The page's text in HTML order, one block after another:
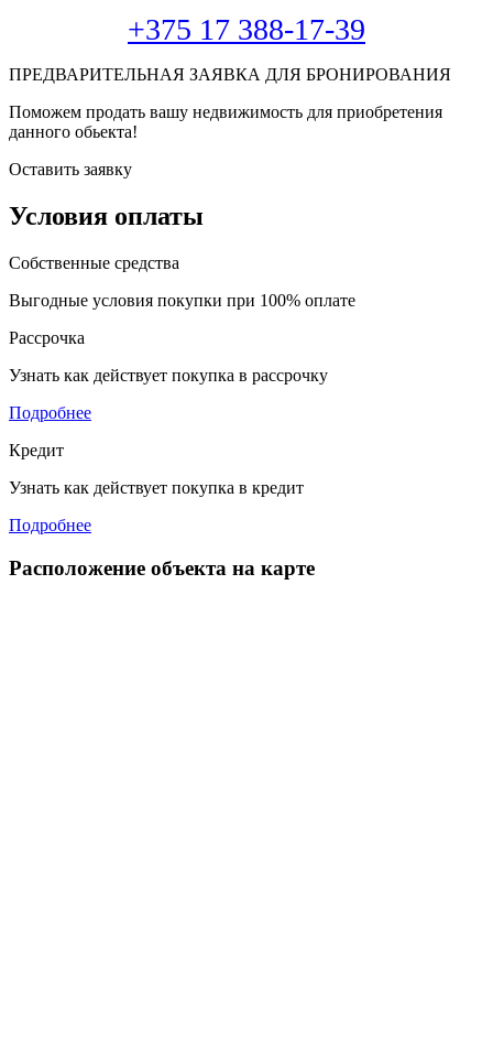
+375 17 388-17-39
ПРЕДВАРИТЕЛЬНАЯ ЗАЯВКА ДЛЯ БРОНИРОВАНИЯ
Поможем продать вашу недвижимость для приобретения
данного обьекта!
Оставить заявку
Условия оплаты
Собственные средства
Выгодные условия покупки при 100% оплате
Рассрочка
Узнать как действует покупка в рассрочку
Подробнее
Кредит
Узнать как действует покупка в кредит
Подробнее
Расположение объекта на карте